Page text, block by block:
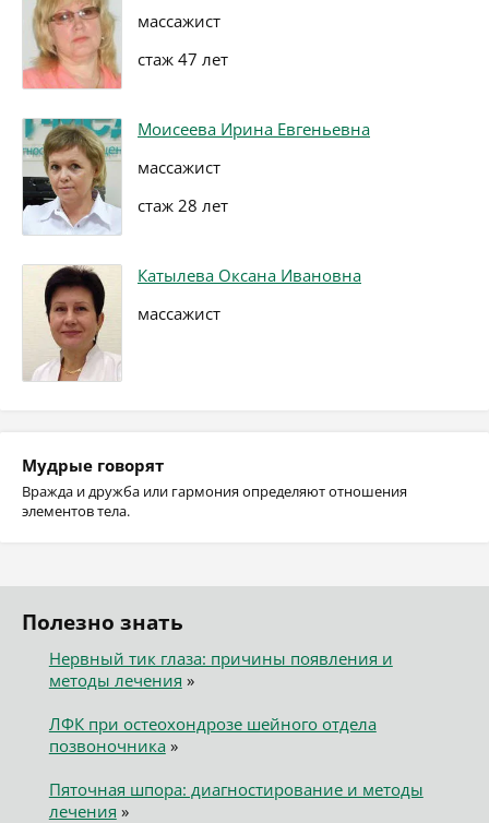
массажист
стаж 47 лет
Моисеева Ирина Евгеньевна
массажист
стаж 28 лет
Катылева Оксана Ивановна
массажист
Мудрые говорят
Вражда и дружба или гармония определяют отношения
элементов тела.
Полезно знать
Нервный тик глаза: причины появления и
методы лечения »
ЛФК при остеохондрозе шейного отдела
позвоночника»
Пяточная шпора: диагностирование и методы
лечения »